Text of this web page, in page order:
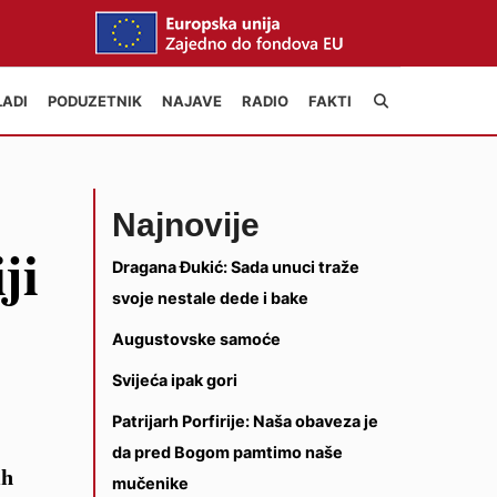
PODUZETNIK NAJAVE RADIO FAKTI
Najnovije
Dragana Đukić: Sada unuci traže
svoje nestale dede i bake
Augustovske samoće
Svijeća ipak gori
Patrijarh Porfirije: Naša obaveza je
da pred Bogom pamtimo naše
mučenike